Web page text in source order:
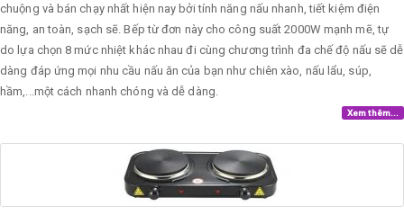
chuộng và bán chạy nhất hiện nay bởi tính năng nấu nhanh, tiết kiệm điện
năng, an toàn, sạch sẽ. Bếp từ đơn này cho công suất 2000W mạnh mẽ, tự
do lựa chọn 8 mức nhiệt khác nhau đi cùng chương trình đa chế độ nấu sẽ dễ
dàng đáp ứng mọi nhu cầu nấu ăn của bạn như chiên xào, nấu lẩu, súp,
hầm,...một cách nhanh chóng và dễ dàng.
Xem thêm...